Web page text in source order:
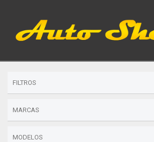
FILTROS
MARCAS
MODELOS